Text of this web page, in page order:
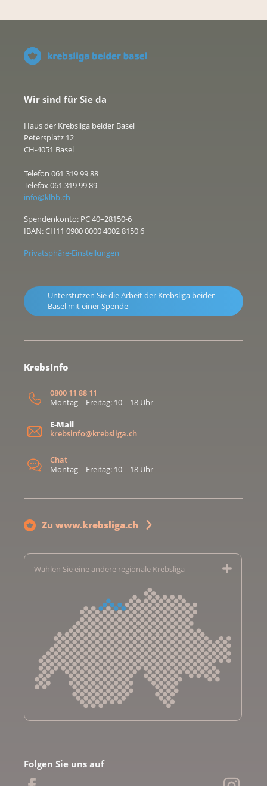
Wir sind für Sie da
Haus der Krebsliga beider Basel
Petersplatz 12
CH-4051 Basel
Telefon 061 319 99 88
Telefax 061 319 99 89
info@klbb.ch
Spendenkonto: PC 40–28150-6
IBAN: CH11 0900 0000 4002 8150 6
Privatsphäre-Einstellungen
Unterstützen Sie die Arbeit der Krebsliga beider
Basel mit einer Spende
KrebsInfo
0800 11 88 11
Montag – Freitag: 10 – 18 Uhr
E-Mail
krebsinfo@krebsliga.ch
Chat
Montag – Freitag: 10 – 18 Uhr
Zu www.krebsliga.ch
Wählen Sie eine andere regionale Krebsliga
Krebsliga Bern
Krebsliga Freiburg
Folgen Sie uns auf